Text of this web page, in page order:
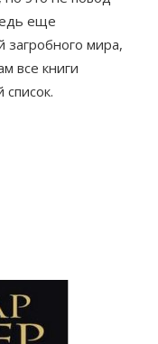
еще
загробного мира,
все книги